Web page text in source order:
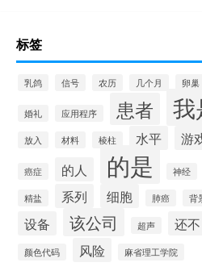
标签
乳鸽 信号 农历 几个月 卵巢
婚礼 应用程序 患者 我
放入 材料 棱柱 水平 游
癌症 的人 的是 神经
精盐 系列 细胞 肺癌 背
设备 该公司 超声 还不
颜色代码 风险 麻省理工学院